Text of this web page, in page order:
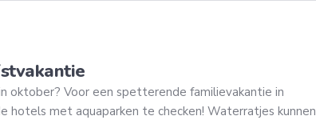
oktober? Voor een spetterende familievakantie in
hotels met aquaparken te checken! Waterratjes kunnen